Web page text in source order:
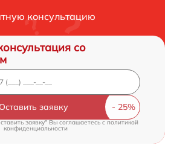
консультацию
со
Оставить заявку
заявку" Вы соглашаетесь cполитикой
конфиденциальности